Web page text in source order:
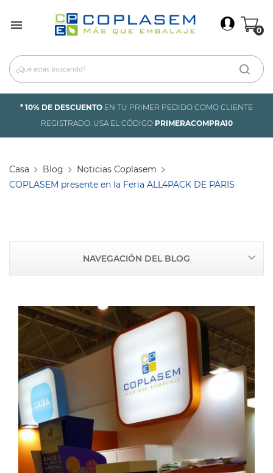
 0
* 10% DE DESCUENTO EN TU PRIMER PEDIDO COMO CLIENTE
REGISTRADO. USA EL CÓDIGO PRIMERACOMPRA10
Casa Blog
Noticias Coplasem
COPLASEM presente en la Feria ALL4PACK DE PARIS
NAVEGACIÓN DEL BLOG
Iniciar Sesión ×
Debes iniciar sesión para guardar productos en tu
lista de deseos.
Cancelar Iniciar sesión